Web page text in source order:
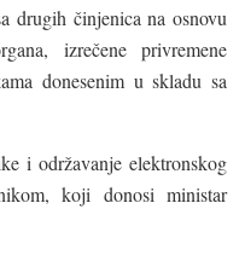
drugih činjenica na osnovu
izrečene privremene
donesenim u skladu sa
i održavanje elektronskog
koji donosi ministar